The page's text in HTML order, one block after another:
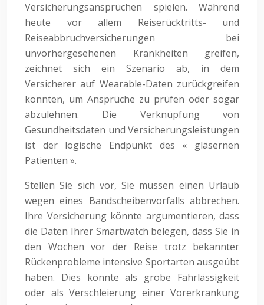
Versicherungsansprüchen spielen. Während
heute vor allem Reiserücktritts- und
Reiseabbruchversicherungen bei
unvorhergesehenen Krankheiten greifen,
zeichnet sich ein Szenario ab, in dem
Versicherer auf Wearable-Daten zurückgreifen
könnten, um Ansprüche zu prüfen oder sogar
abzulehnen. Die Verknüpfung von
Gesundheitsdaten und Versicherungsleistungen
ist der logische Endpunkt des « gläsernen
Patienten ».
Stellen Sie sich vor, Sie müssen einen Urlaub
wegen eines Bandscheibenvorfalls abbrechen.
Ihre Versicherung könnte argumentieren, dass
die Daten Ihrer Smartwatch belegen, dass Sie in
den Wochen vor der Reise trotz bekannter
Rückenprobleme intensive Sportarten ausgeübt
haben. Dies könnte als grobe Fahrlässigkeit
oder als Verschleierung einer Vorerkrankung